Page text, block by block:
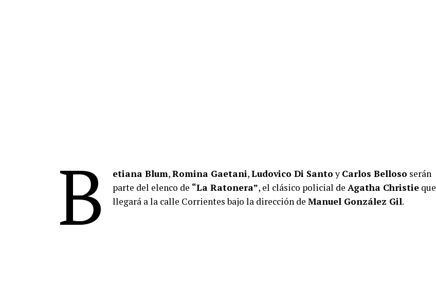
B etiana Blum,Romina Gaetani,Ludovico Di Santoy Carlos Belloso serán
parte del elenco de “La Ratonera”, el clásico policial de Agatha Christieque
llegará a la calle Corrientes bajo la dirección de Manuel González Gil.